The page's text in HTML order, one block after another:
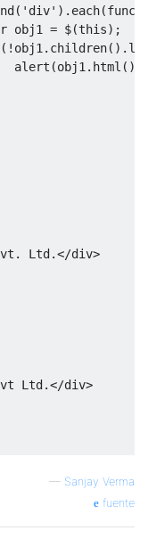
( 'div' ). each(
obj1 = $(this);
(! obj1 . children().
alert
(obj1 . html
. Ltd.</div>
Ltd.</div>
— Sanjay Verma
fuente